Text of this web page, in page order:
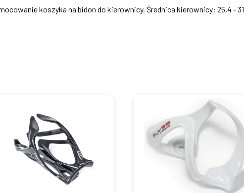
koszyka na bidon do kierownicy. Średnica kierownicy: 25,4 -